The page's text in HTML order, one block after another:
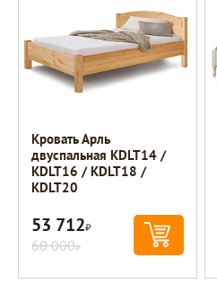
Кровать Арль
двуспальная KDLT14 /
KDLT16 / KDLT18 /
KDLT20
53 712Р
60 000Р